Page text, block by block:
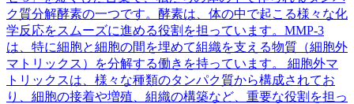
ク質分解酵素の一つです。酵素は、体の中で起こる様々な化
学反応をスムーズに進める役割を担っています。MMP-3
は、特に細胞と細胞の間を埋めて組織を支える物質（細胞外
マトリックス）を分解する働きを持っています。 細胞外マ
トリックスは、様々な種類のタンパク質から構成されてお
り、細胞の接着や増殖、組織の構築など、重要な役割を担っ